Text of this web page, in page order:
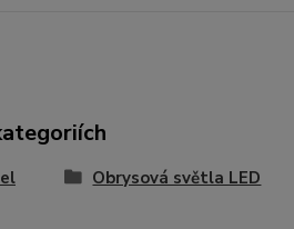
Obrysová světla LED